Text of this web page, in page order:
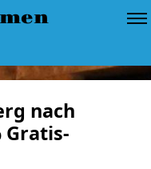
nach
Gratis-